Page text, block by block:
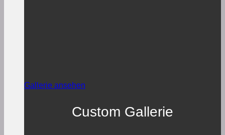
Gallerie ansehen
Custom Gallerie